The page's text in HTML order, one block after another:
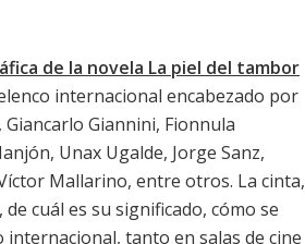
de la novela La piel del tambor
internacional encabezado por
, Giancarlo Giannini, Fionnula
, Unax Ugalde, Jorge Sanz,
Mallarino, entre otros. La cinta,
cuál es su significado, cómo se
tanto en salas de cine